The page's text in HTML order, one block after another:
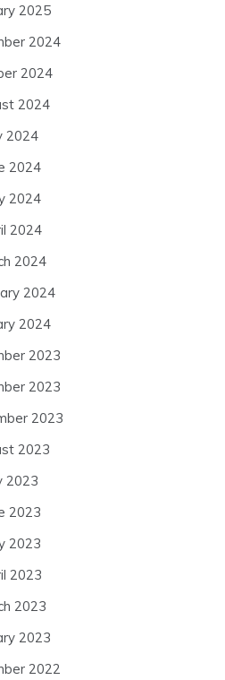
2025
2024
2024
2024
2024
2024
2024
2024
2024
2024
2024
2023
2023
2023
2023
2023
2023
2023
2023
2023
2023
2022